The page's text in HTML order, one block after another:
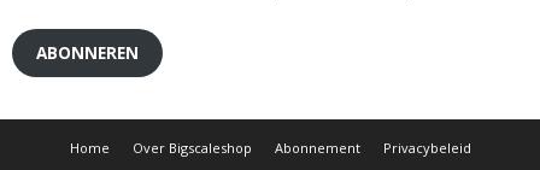
ABONNEREN
Home Over Bigscaleshop Abonnement Privacybeleid